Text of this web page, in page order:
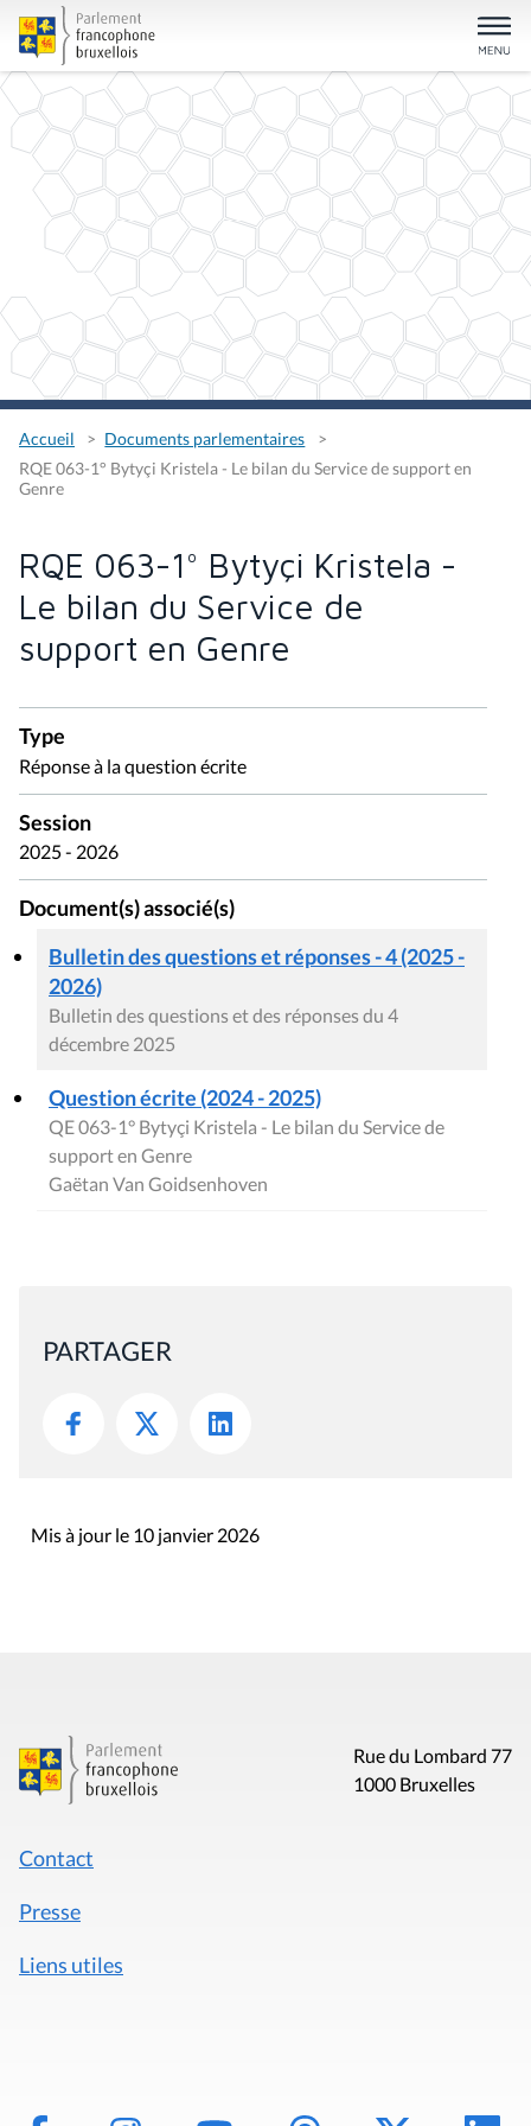
Accueil
Documents parlementaires
RQE 063-1° Bytyçi Kristela - Le bilan du Service de support en
Genre
RQE 063-1° Bytyçi Kristela -
Le bilan du Service de
support en Genre
Type
Réponse à la question écrite
Session
2025 - 2026
Document(s) associé(s)
Bulletin des questions et réponses - 4 (2025 -
2026)
Bulletin des questions et des réponses du 4
décembre 2025
Question écrite (2024 - 2025)
QE 063-1° Bytyçi Kristela - Le bilan du Service de
support en Genre
Gaëtan Van Goidsenhoven
PARTAGER
Mis à jour le 10 janvier 2026
Rue du Lombard 77
1000 Bruxelles
Contact
Presse
Liens utiles